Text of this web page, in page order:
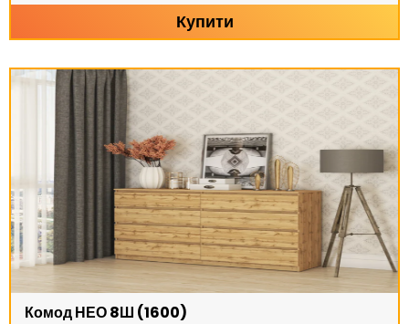
Купити
Комод НЕО 8Ш (1600)